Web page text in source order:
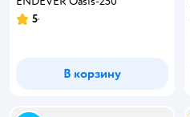
Рейтинг:
5
В корзину